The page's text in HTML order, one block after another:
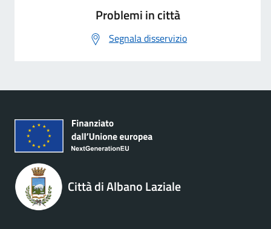
Problemi in città
Segnala disservizio
Città di Albano Laziale